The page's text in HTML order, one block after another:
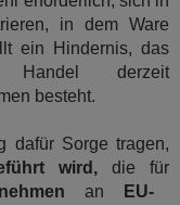
in dem Ware
ein Hindernis, das
Handel derzeit
besteht.
dafür Sorge tragen,
wird,die für
an
EU-